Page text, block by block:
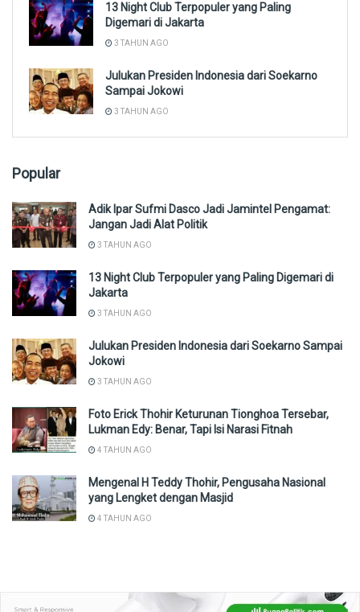
13 Night Club Terpopuler yang Paling
Digemari di Jakarta
3 TAHUN AGO
Julukan Presiden Indonesia dari Soekarno
Sampai Jokowi
3 TAHUN AGO
Popular
Adik Ipar Sufmi Dasco Jadi Jamintel Pengamat:
Jangan Jadi Alat Politik
3 TAHUN AGO
13 Night Club Terpopuler yang Paling Digemari di
Jakarta
3 TAHUN AGO
Julukan Presiden Indonesia dari Soekarno Sampai
Jokowi
3 TAHUN AGO
Foto Erick Thohir Keturunan Tionghoa Tersebar,
Lukman Edy: Benar, Tapi Isi Narasi Fitnah
4 TAHUN AGO
Mengenal H Teddy Thohir, Pengusaha Nasional
yang Lengket dengan Masjid
4 TAHUN AGO